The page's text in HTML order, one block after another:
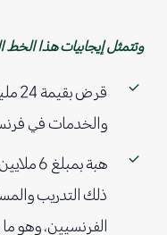
وتتمثل إيجابيات هذا الخط
والخدمات في
هبة
ذلك التدريب
الفرنسيين، وهو ما يمثل 25٪ من